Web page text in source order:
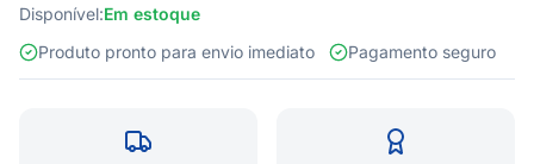
Disponível:Em estoque
Produto pronto para envio imediato
Pagamento seguro